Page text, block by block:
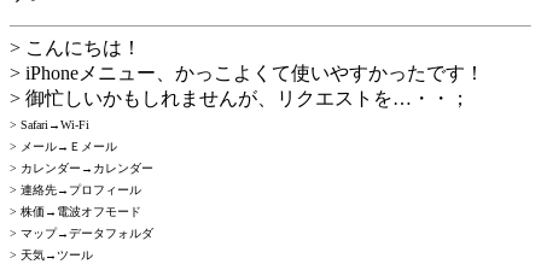
> こんにちは！
> iPhoneメニュー、かっこよくて使いやすかったです！
> 御忙しいかもしれませんが、リクエストを…・・；
> Safari→Wi-Fi
> メール→Ｅメール
> カレンダー→カレンダー
> 連絡先→プロフィール
> 株価→電波オフモード
> マップ→データフォルダ
> 天気→ツール